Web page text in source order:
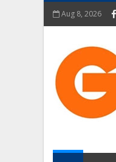
Aug 8, 2026